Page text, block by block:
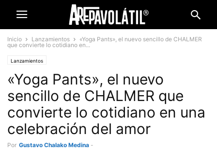
Inicio Lanzamientos
«Yoga Pants», el nuevo sencillo de CHALMER
que convierte lo cotidiano en...
Lanzamientos
«Yoga Pants», el nuevo
sencillo de CHALMER que
convierte lo cotidiano en una
celebración del amor
Por Gustavo Chalako Medina -